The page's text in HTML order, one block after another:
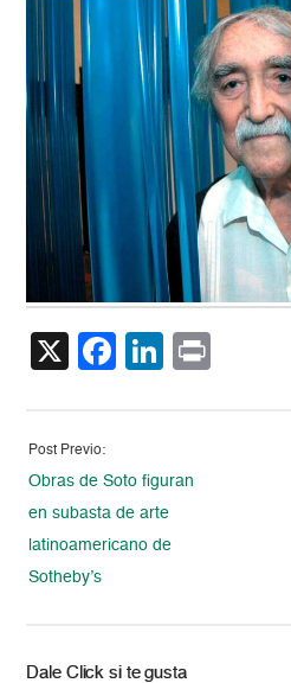
X Facebook
LinkedIn
Post Previo:
Obras de Soto figuran
en subasta de arte
latinoamericano de
Sotheby’s
Dale Click si te gusta